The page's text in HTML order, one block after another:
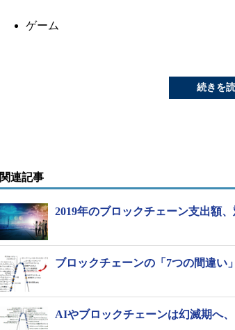
ゲーム
続きを
関連記事
2019年のブロックチェーン支出額
ブロックチェーンの「7つの間違い
AIやブロックチェーンは幻滅期へ